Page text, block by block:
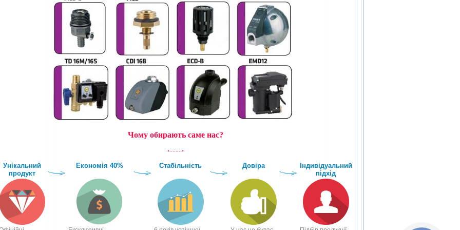
Чому обирають саме нас?
..........
Унікальний
продукт
Економія 40% Стабільність Довіра
Індивідуальний
підхід